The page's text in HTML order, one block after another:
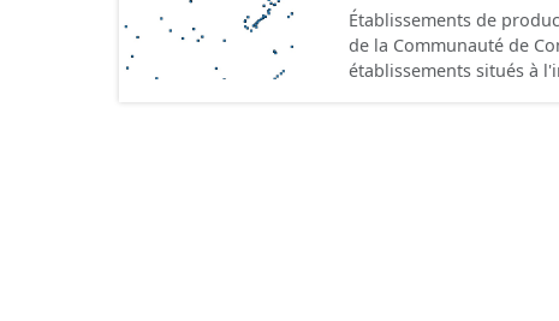
Établissements de
de la Communauté de
établissements situés à